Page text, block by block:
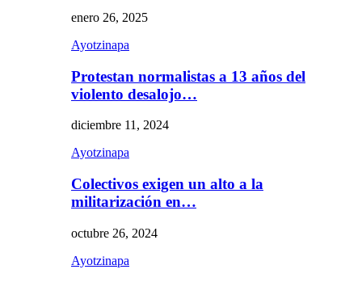
enero 26, 2025
Ayotzinapa
Protestan normalistas a 13 años del
violento desalojo…
diciembre 11, 2024
Ayotzinapa
Colectivos exigen un alto a la
militarización en…
octubre 26, 2024
Ayotzinapa